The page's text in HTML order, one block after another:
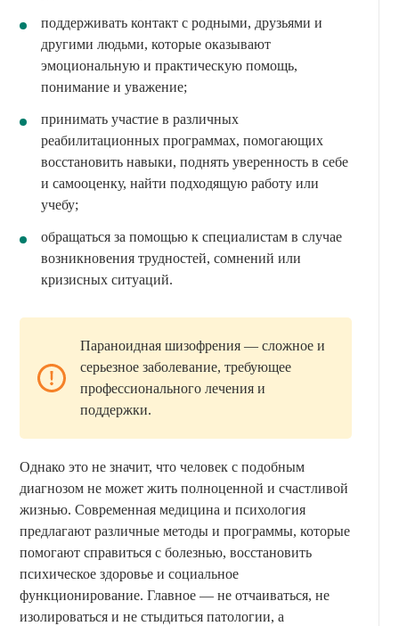
поддерживать контакт с родными, друзьями и
другими людьми, которые оказывают
эмоциональную и практическую помощь,
понимание и уважение;
принимать участие в различных
реабилитационных программах, помогающих
восстановить навыки, поднять уверенность в себе
и самооценку, найти подходящую работу или
учебу;
обращаться за помощью к специалистам в случае
возникновения трудностей, сомнений или
кризисных ситуаций.
Параноидная шизофрения — сложное и
серьезное заболевание, требующее
профессионального лечения и
поддержки.
Однако это не значит, что человек с подобным
диагнозом не может жить полноценной и счастливой
жизнью. Современная медицина и психология
предлагают различные методы и программы, которые
помогают справиться с болезнью, восстановить
психическое здоровье и социальное
функционирование. Главное — не отчаиваться, не
изолироваться и не стыдиться патологии, а